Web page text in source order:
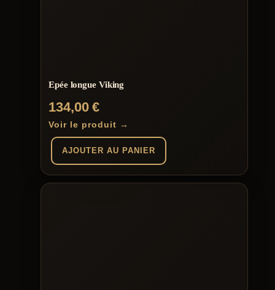
Epée longue Viking
134,00€
Voir le produit →
AJOUTER AU PANIER